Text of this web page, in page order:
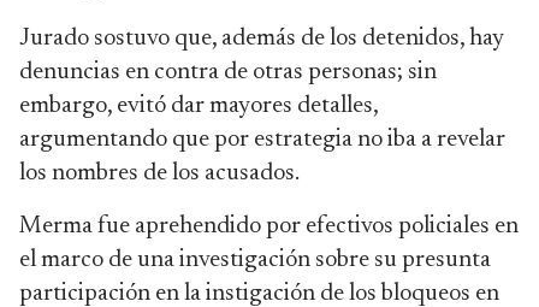
Jurado sostuvo que, además de los detenidos, hay
denuncias en contra de otras personas; sin
embargo, evitó dar mayores detalles,
argumentando que por estrategia no iba a revelar
los nombres de los acusados.
Merma fue aprehendido por efectivos policiales en
el marco de una investigación sobre su presunta
participación en la instigación de los bloqueos en